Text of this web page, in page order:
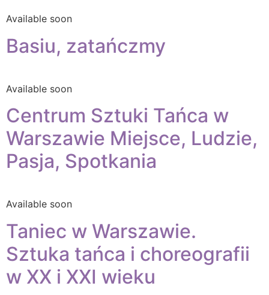
Available soon
Basiu, zatańczmy
Available soon
Centrum Sztuki Tańca w
Warszawie Miejsce, Ludzie,
Pasja, Spotkania
Available soon
Taniec w Warszawie.
Sztuka tańca i choreografii
w XX i XXI wieku